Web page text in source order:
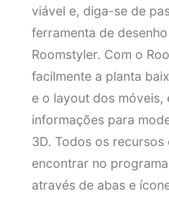
viável e, diga-se de
ferramenta de
Roomstyler. Com o
facilmente a planta
e o layout dos móveis,
informações para
3D. Todos os recursos
encontrar no
através de abas e